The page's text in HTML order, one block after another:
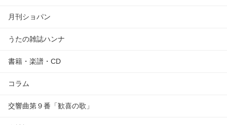
月刊ショパン
うたの雑誌ハンナ
書籍・楽譜・CD
コラム
交響曲第９番「歓喜の歌」